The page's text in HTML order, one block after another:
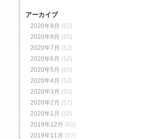
アーカイブ
2020年9月 (52)
2020年8月 (65)
2020年7月 (52)
2020年6月 (52)
2020年5月 (65)
2020年4月 (53)
2020年3月 (60)
2020年2月 (57)
2020年1月 (52)
2019年12月 (60)
2019年11月 (57)